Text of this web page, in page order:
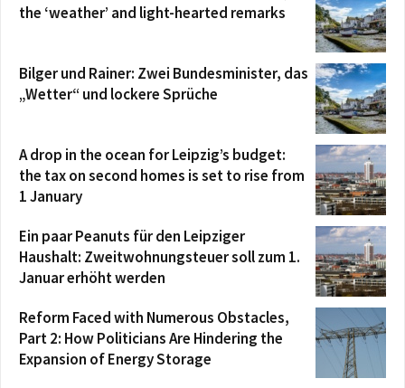
the ‘weather’ and light-hearted remarks
Bilger und Rainer: Zwei Bundesminister, das
„Wetter“ und lockere Sprüche
A drop in the ocean for Leipzig’s budget:
the tax on second homes is set to rise from
1 January
Ein paar Peanuts für den Leipziger
Haushalt: Zweitwohnungsteuer soll zum 1.
Januar erhöht werden
Reform Faced with Numerous Obstacles,
Part 2: How Politicians Are Hindering the
Expansion of Energy Storage